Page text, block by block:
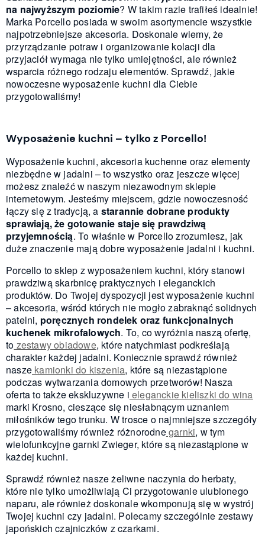
na najwyższym poziomie? W takim razie trafiłeś idealnie!
Marka Porcello posiada w swoim asortymencie wszystkie
najpotrzebniejsze akcesoria. Doskonale wiemy, że
przyrządzanie potraw i organizowanie kolacji dla
przyjaciół wymaga nie tylko umiejętności, ale również
wsparcia różnego rodzaju elementów. Sprawdź, jakie
nowoczesne wyposażenie kuchni dla Ciebie
przygotowaliśmy!
Wyposażenie kuchni – tylko z Porcello!
Wyposażenie kuchni, akcesoria kuchenne oraz elementy
niezbędne w jadalni – to wszystko oraz jeszcze więcej
możesz znaleźć w naszym niezawodnym sklepie
internetowym. Jesteśmy miejscem, gdzie nowoczesność
łączy się z tradycją, a starannie dobrane produkty
sprawiają, że gotowanie staje się prawdziwą
przyjemnością. To właśnie w Porcello zrozumiesz, jak
duże znaczenie mają dobre wyposażenie jadalni i kuchni.
Porcello to sklep z wyposażeniem kuchni, który stanowi
prawdziwą skarbnicę praktycznych i eleganckich
produktów. Do Twojej dyspozycji jest wyposażenie kuchni
– akcesoria, wśród których nie mogło zabraknąć solidnych
patelni, poręcznych rondelek oraz funkcjonalnych
kuchenek mikrofalowych. To, co wyróżnia naszą ofertę,
to zestawy obiadowe, które natychmiast podkreślają
charakter każdej jadalni. Koniecznie sprawdź również
nasze kamionki do kiszenia, które są niezastąpione
podczas wytwarzania domowych przetworów! Nasza
oferta to także ekskluzywne i eleganckie kieliszki do wina
marki Krosno, cieszące się niesłabnącym uznaniem
miłośników tego trunku. W trosce o najmniejsze szczegóły
przygotowaliśmy również różnorodnegarnki, w tym
wielofunkcyjne garnki Zwieger, które są niezastąpione w
każdej kuchni.
Sprawdź również nasze żeliwne naczynia do herbaty,
które nie tylko umożliwiają Ci przygotowanie ulubionego
naparu, ale również doskonale wkomponują się w wystrój
Twojej kuchni czy jadalni. Polecamy szczególnie zestawy
japońskich czajniczków z czarkami.